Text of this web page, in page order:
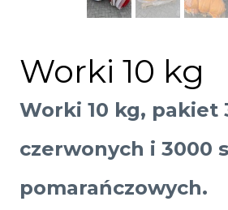
Worki 10 kg
Worki 10 kg, pakiet
czerwonych i 3000
pomarańczowych.